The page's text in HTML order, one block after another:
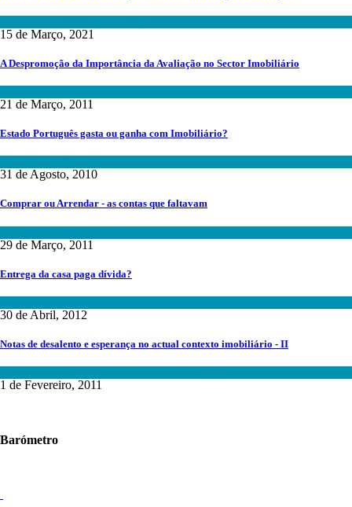
15 de Março, 2021
A Despromoção da Importância da Avaliação no Sector Imobiliário
21 de Março, 2011
Estado Português gasta ou ganha com Imobiliário?
31 de Agosto, 2010
Comprar ou Arrendar - as contas que faltavam
29 de Março, 2011
Entrega da casa paga dívida?
30 de Abril, 2012
Notas de desalento e esperança no actual contexto imobiliário - II
1 de Fevereiro, 2011
Barómetro